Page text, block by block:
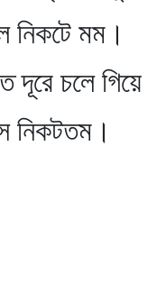
মম।
দূরে চলে গিয়ে